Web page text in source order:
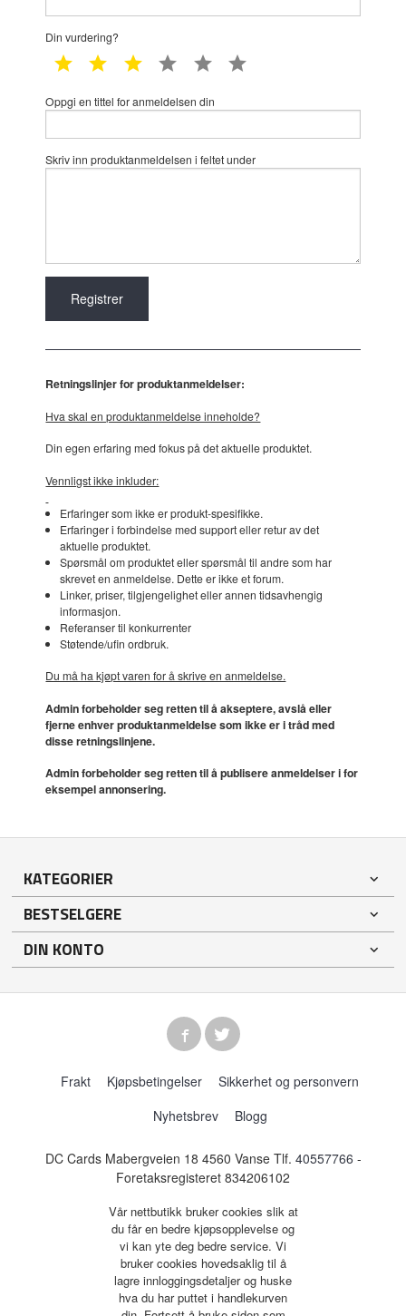
Din vurdering?
1 star 2 star 3 star 4 star 5 star
Oppgi en tittel for anmeldelsen din
Skriv inn produktanmeldelsen i feltet under
Retningslinjer for produktanmeldelser:
Hva skal en produktanmeldelse inneholde?
Din egen erfaring med fokus på det aktuelle produktet.
Vennligst ikke inkluder:
Erfaringer som ikke er produkt-spesifikke.
Erfaringer i forbindelse med support eller retur av det
aktuelle produktet.
Spørsmål om produktet eller spørsmål til andre som har
skrevet en anmeldelse. Dette er ikke et forum.
Linker, priser, tilgjengelighet eller annen tidsavhengig
informasjon.
Referanser til konkurrenter
Støtende/ufin ordbruk.
Du må ha kjøpt varen for å skrive en anmeldelse.
Admin forbeholder seg retten til å akseptere, avslå eller
fjerne enhver produktanmeldelse som ikke er i tråd med
disse retningslinjene.
Admin forbeholder seg retten til å publisere anmeldelser i for
eksempel annonsering.
KATEGORIER
BESTSELGERE
DIN KONTO
Frakt Kjøpsbetingelser
Sikkerhet og personvern
Nyhetsbrev
Blogg
DC Cards Mabergveien 18 4560 Vanse Tlf. 40557766 -
Foretaksregisteret 834206102
Vår nettbutikk bruker cookies slik at
du får en bedre kjøpsopplevelse og
vi kan yte deg bedre service. Vi
bruker cookies hovedsaklig til å
lagre innloggingsdetaljer og huske
hva du har puttet i handlekurven